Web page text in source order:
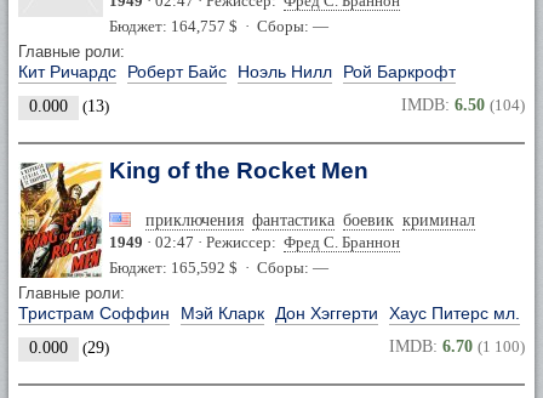
Бюджет: 164,757 $ · Сборы: —
Главные роли:
Кит Ричардс Роберт Байс Ноэль Нилл Рой Баркрофт
0.000 (13) IMDB: 6.50 (104)
King of the Rocket Men
приключения фантастика боевик криминал
1949 · 02:47 · Режиссер: Фред С. Браннон
Бюджет: 165,592 $ · Сборы: —
Главные роли:
Тристрам Соффин Мэй Кларк Дон Хэггерти Хаус Питерс мл.
0.000 (29) IMDB: 6.70 (1 100)